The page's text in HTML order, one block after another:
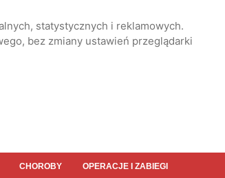
statystycznych i reklamowych.
bez zmiany ustawień przeglądarki
CHOROBY OPERACJE I ZABIEGI